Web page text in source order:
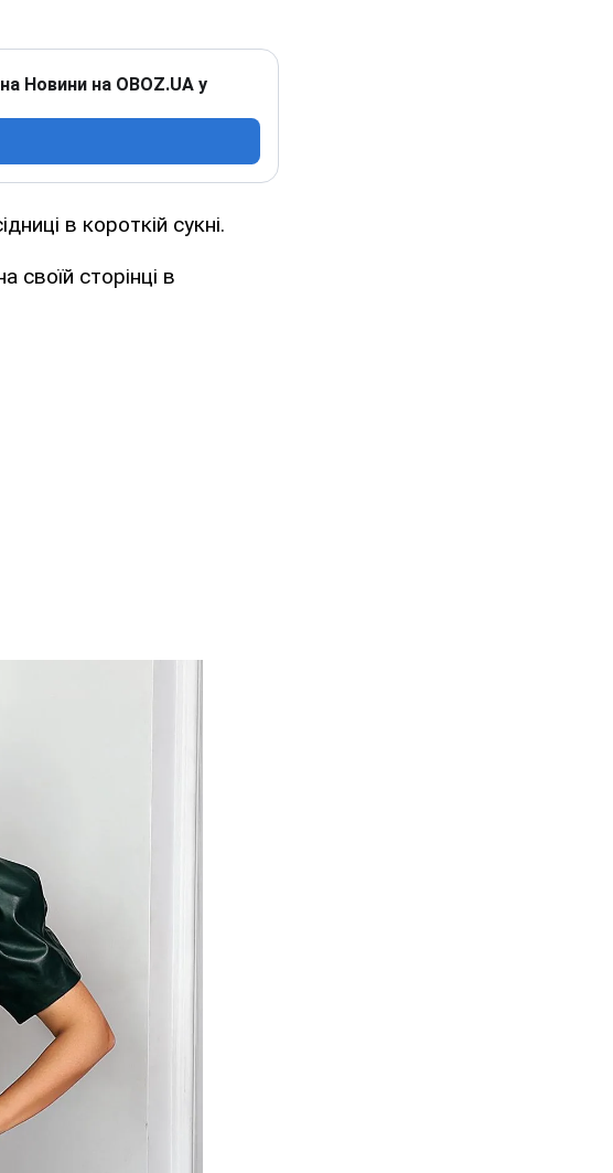
Новини на OBOZ.UA у
в короткій сукні.
своїй сторінці в